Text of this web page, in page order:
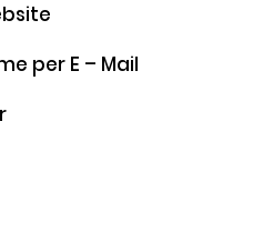
per E – Mail